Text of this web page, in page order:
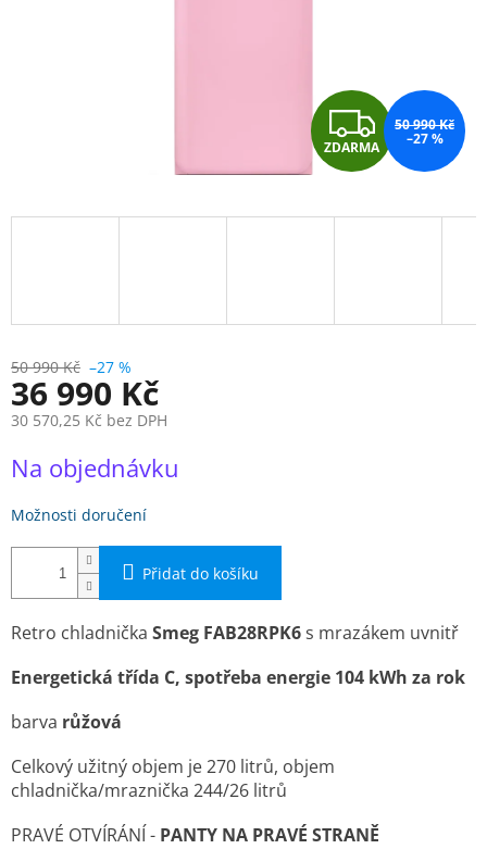
Z
D
A
ZDARMA
50 990 Kč
–27 %
50 990 Kč –27 %
36 990 Kč
30 570,25 Kč bez DPH
cena:
Na objednávku
Možnosti doručení
Přidat do košíku
Retro chladnička Smeg FAB28RPK6s mrazákem uvnitř
Energetická třída C, spotřeba energie 104 kWh za rok
barva růžová
Celkový užitný objem je 270 litrů, objem
chladnička/mraznička 244/26 litrů
PRAVÉ OTVÍRÁNÍ - PANTY NA PRAVÉ STRANĚ